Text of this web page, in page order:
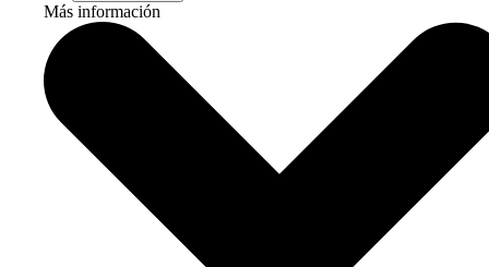
Más información